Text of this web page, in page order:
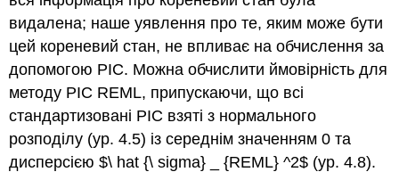
видалена; наше уявлення про те, яким може бути
цей кореневий стан, не впливає на обчислення за
допомогою PIC. Можна обчислити ймовірність для
методу PIC REML, припускаючи, що всі
стандартизовані PIC взяті з нормального
розподілу (ур. 4.5) із середнім значенням 0 та
дисперсією $\ hat {\ sigma} _ {REML} ^2$ (ур. 4.8).